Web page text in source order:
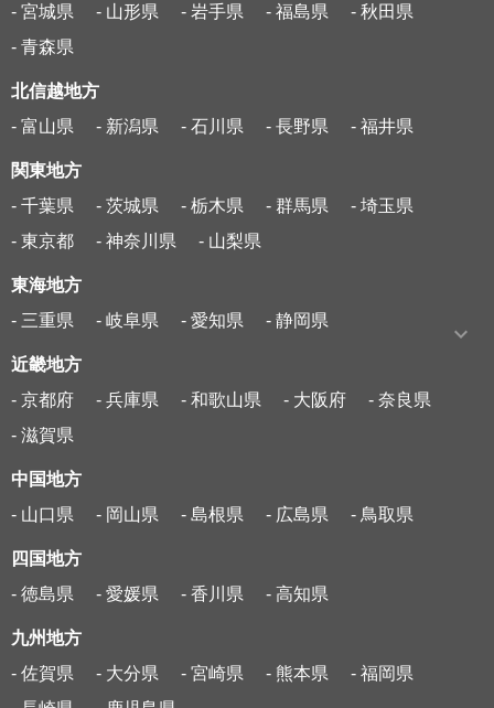
- 宮城県
- 山形県 - 岩手県 - 福島県
- 秋田県
- 青森県
北信越地方
- 富山県
- 新潟県 - 石川県 - 長野県 - 福井県
関東地方
- 千葉県
- 茨城県 - 栃木県 - 群馬県
- 埼玉県
- 東京都
- 神奈川県 - 山梨県
東海地方
- 三重県
- 岐阜県 - 愛知県 - 静岡県
近畿地方
- 京都府
- 兵庫県 - 和歌山県 - 大阪府
- 奈良県
- 滋賀県
中国地方
- 山口県
- 岡山県 - 島根県 - 広島県 - 鳥取県
四国地方
- 徳島県
- 愛媛県 - 香川県 - 高知県
九州地方
- 佐賀県
- 大分県 - 宮崎県 - 熊本県
- 福岡県